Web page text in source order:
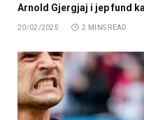
Arnold Gjergjaj i jep fund
20/02/2025 2 MINS READ